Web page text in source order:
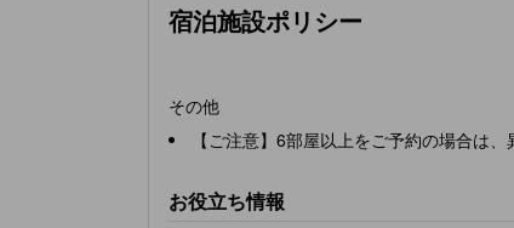
宿泊施設ポリシー
その他
【ご注意】6部屋以上をご予約の場合は
お役立ち情報